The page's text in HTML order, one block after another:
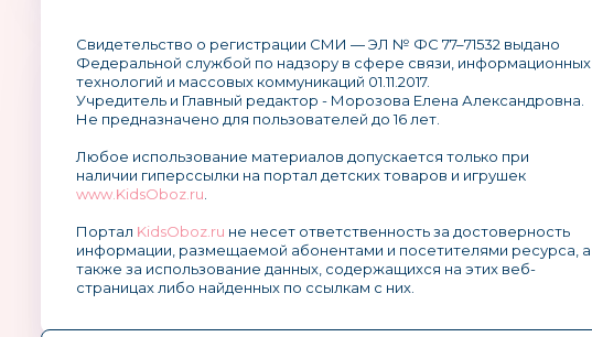
Свидетельство о регистрации СМИ — ЭЛ № ФС 77–71532 выдано
Федеральной службой по надзору в сфере связи, информационных
технологий и массовых коммуникаций 01.11.2017.
Учредитель и Главный редактор - Морозова Елена Александровна.
Не предназначено для пользователей до 16 лет.
Любое использование материалов допускается только при
наличии гиперссылки на портал детских товаров и игрушек
www.KidsOboz.ru
Портал KidsOboz.ru не несет ответственность за достоверность
информации, размещаемой абонентами и посетителями ресурса, а
также за использование данных, содержащихся на этих веб-
страницах либо найденных по ссылкам с них.